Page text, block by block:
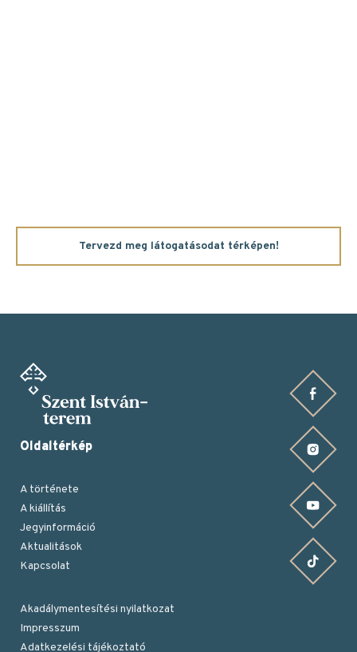
Tervezd meg látogatásodat térképen!
Facebook oldalunk
Instagram oldalunk
YouTube csatornánk
TikTok oldalunk
Oldaltérkép
A története
A kiállítás
Jegyinformáció
Aktualitások
Kapcsolat
Lábléc
Akadálymentesítési nyilatkozat
Impresszum
Adatkezelési tájékoztató